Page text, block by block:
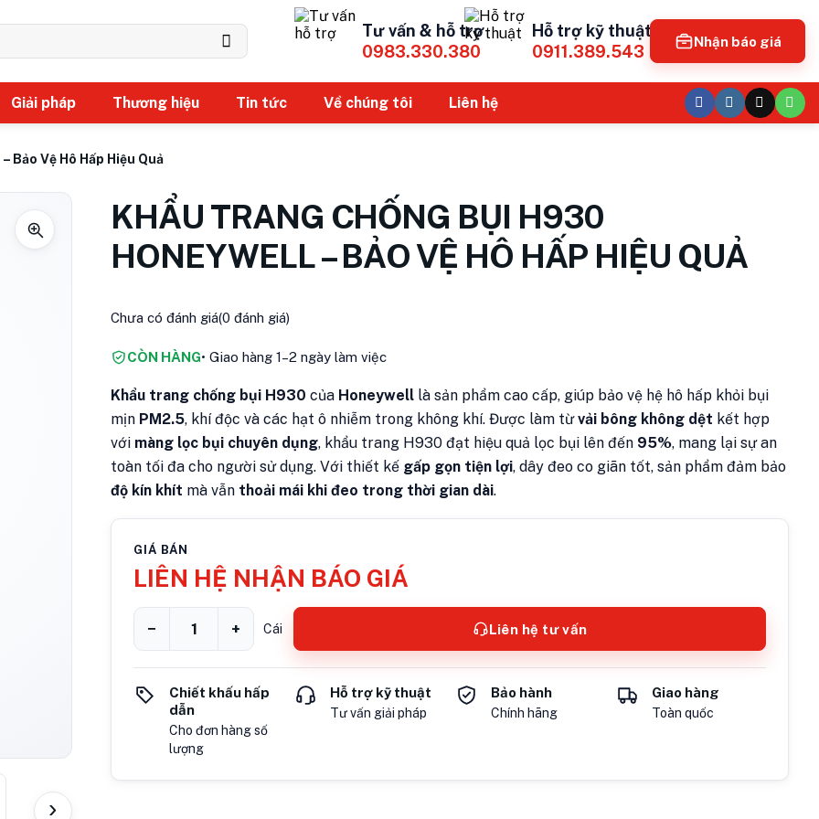
Tư vấn & hỗ trợ
0983.330.380
Hỗ trợ kỹ thuật
0911.389.543
Nhận báo giá
Giải pháp Thương hiệu Tin tức Về chúng tôi Liên hệ
Bảo Vệ Hô Hấp Hiệu Quả
›
KHẨU TRANG CHỐNG BỤI H930
HONEYWELL – BẢO VỆ HÔ HẤP HIỆU QUẢ
Chưa có đánh giá(0 đánh giá)
CÒN HÀNG• Giao hàng 1–2 ngày làm việc
Khẩu trang chống bụi H930 của Honeywell là sản phẩm cao cấp, giúp bảo vệ hệ hô hấp khỏi bụi
mịn PM2.5, khí độc và các hạt ô nhiễm trong không khí. Được làm từvải bông không dệt kết hợp
với màng lọc bụi chuyên dụng, khẩu trang H930 đạt hiệu quả lọc bụi lên đến 95%, mang lại sự an
toàn tối đa cho người sử dụng. Với thiết kế gấp gọn tiện lợi, dây đeo co giãn tốt, sản phẩm đảm bảo
độ kín khít mà vẫn thoải mái khi đeo trong thời gian dài.
GIÁ BÁN
LIÊN HỆ NHẬN BÁO GIÁ
− + Cái Liên hệ tư vấn
Chiết khấu hấp
dẫn
Cho đơn hàng số
lượng
Hỗ trợ kỹ thuật
Tư vấn giải pháp
Bảo hành
Chính hãng
Giao hàng
Toàn quốc